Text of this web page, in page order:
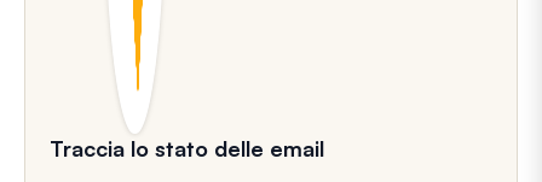
Traccia lo stato delle email